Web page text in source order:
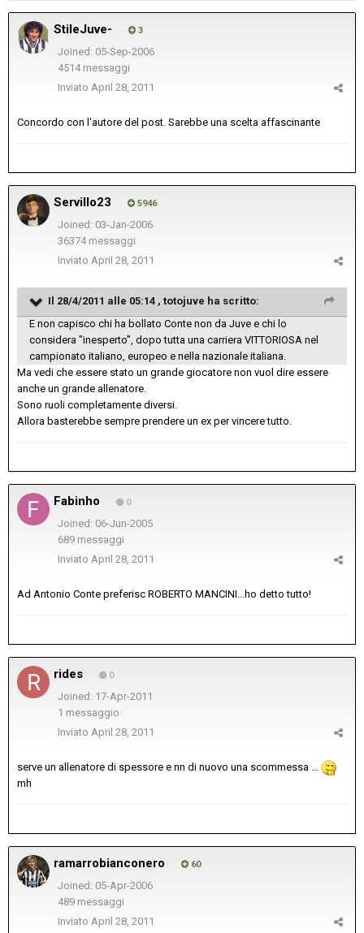
StileJuve- 3
Joined: 05-Sep-2006
4514 messaggi
Inviato April 28, 2011
Concordo con l'autore del post. Sarebbe una scelta affascinante
Servillo23 5946
Joined: 03-Jan-2006
36374 messaggi
Inviato April 28, 2011
Il 28/4/2011 alle 05:14 , totojuve ha scritto:
E non capisco chi ha bollato Conte non da Juve e chi lo
considera "inesperto", dopo tutta una carriera VITTORIOSA nel
campionato italiano, europeo e nella nazionale italiana.
Ma vedi che essere stato un grande giocatore non vuol dire essere
anche un grande allenatore.
Sono ruoli completamente diversi.
Allora basterebbe sempre prendere un ex per vincere tutto.
Fabinho 0
Joined: 06-Jun-2005
689 messaggi
Inviato April 28, 2011
Ad Antonio Conte preferisc ROBERTO MANCINI...ho detto tutto!
rides 0
Joined: 17-Apr-2011
1 messaggio
Inviato April 28, 2011
serve un allenatore di spessore e nn di nuovo una scommessa ...
mh
ramarrobianconero 60
Joined: 05-Apr-2006
489 messaggi
Inviato April 28, 2011